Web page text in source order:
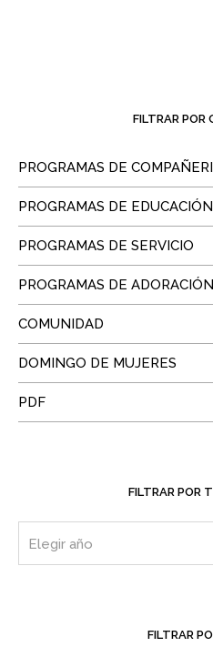
FILTRAR POR
PROGRAMAS DE
PROGRAMAS DE EDUCACIÓN
PROGRAMAS DE SERVICIO
PROGRAMAS DE ADORACIÓN
COMUNIDAD
DOMINGO DE MUJERES
PDF
FILTRAR POR
FILTRAR